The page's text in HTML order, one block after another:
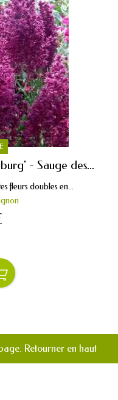
- Sauge des...
fleurs doubles en...
Retourner en haut